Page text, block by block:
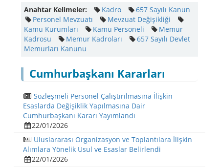
Anahtar Kelimeler: Kadro
657 Sayılı Kanun
Personel Mevzuatı
Mevzuat Değişikliği
Kamu Kurumları
Kamu Personeli
Memur
Kadrosu
Memur Kadroları
657 Sayılı Devlet
Memurları Kanunu
Cumhurbaşkanı Kararları
Sözleşmeli Personel Çalıştırılmasına İlişkin
Esaslarda Değişiklik Yapılmasına Dair
Cumhurbaşkanı Kararı Yayımlandı
22/01/2026
Uluslararası Organizasyon ve Toplantılara İlişkin
Alımlara Yönelik Usul ve Esaslar Belirlendi
22/01/2026